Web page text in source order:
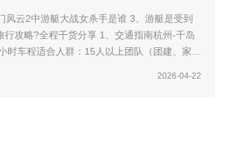
车程适合人群：15人以上团队（团建、家庭
2026-04-22